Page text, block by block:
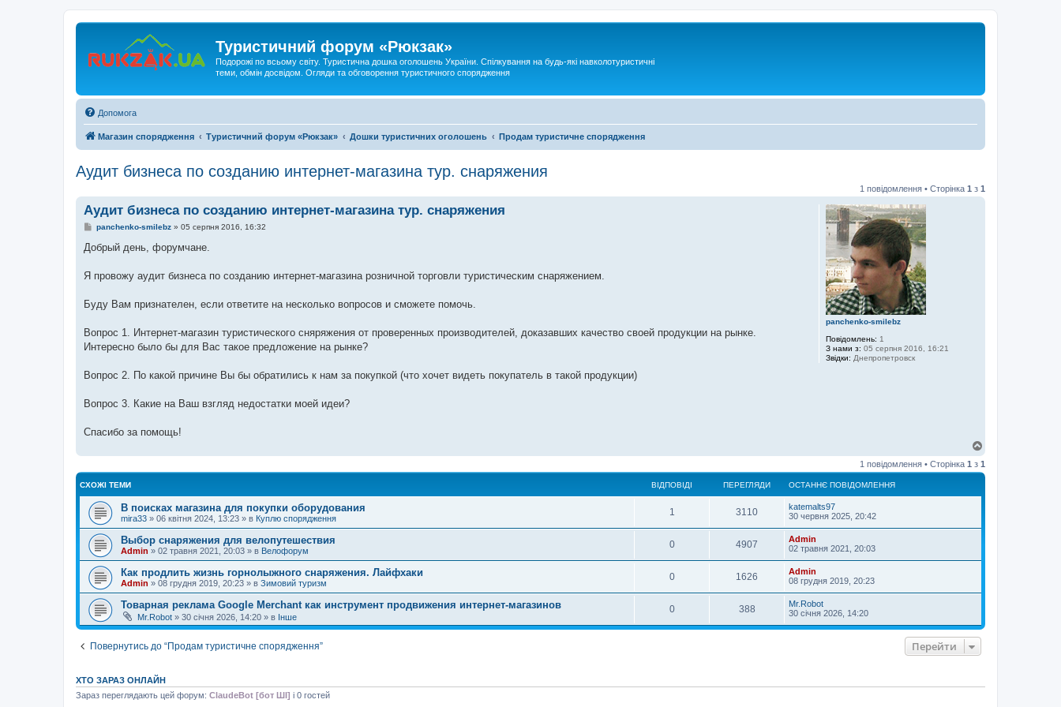
Туристичний форум «Рюкзак»
Подорожі по всьому світу. Туристична дошка оголошень України. Спілкування на будь-які навколотуристичні
теми, обмін досвідом. Огляди та обговорення туристичного спорядження
Допомога
Магазин спорядження Туристичний форум «Рюкзак» Дошки туристичних оголошень Продам туристичне спорядження
Аудит бизнеса по созданию интернет-магазина тур. снаряжения
1 повідомлення • Сторінка 1 з 1
panchenko-smilebz
Повідомлень: 1
З нами з: 05 серпня 2016, 16:21
Звідки: Днепропетровск
Аудит бизнеса по созданию интернет-магазина тур. снаряжения
П
в
о
е
н
я
panchenko-smilebz» 05 серпня 2016, 16:32
Добрый день, форумчане.
Я провожу аудит бизнеса по созданию интернет-магазина розничной торговли туристическим снаряжением.
Буду Вам признателен, если ответите на несколько вопросов и сможете помочь.
Вопрос 1. Интернет-магазин туристического сняряжения от проверенных производителей, доказавших качество своей продукции на рынке.
Интересно было бы для Вас такое предложение на рынке?
Вопрос 2. По какой причине Вы бы обратились к нам за покупкой (что хочет видеть покупатель в такой продукции)
Вопрос 3. Какие на Ваш взгляд недостатки моей идеи?
Спасибо за помощь!
г
о
1 повідомлення • Сторінка 1 з 1
СХОЖІ ТЕМИ ВІДПОВІДІ ПЕРЕГЛЯДИ ОСТАННЄ ПОВІДОМЛЕННЯ
В поисках магазина для покупки оборудования
mira33 » 06 квітня 2024, 13:23 » в Куплю спорядження
1 3110
katemalts97
30 червня 2025, 20:42
Выбор снаряжения для велопутешествия
Admin » 02 травня 2021, 20:03 » в Велофорум
0 4907
Admin
02 травня 2021, 20:03
Как продлить жизнь горнолыжного снаряжения. Лайфхаки
Admin » 08 грудня 2019, 20:23 » в Зимовий туризм
0 1626
Admin
08 грудня 2019, 20:23
Товарная реклама Google Merchant как инструмент продвижения интернет-магазинов
Mr.Robot » 30 січня 2026, 14:20 » в Інше
0 388
Mr.Robot
30 січня 2026, 14:20
Повернутись до “Продам туристичне спорядження” Перейти
ХТО ЗАРАЗ ОНЛАЙН
Зараз переглядають цей форум: ClaudeBot [бот ШІ] і 0 гостей